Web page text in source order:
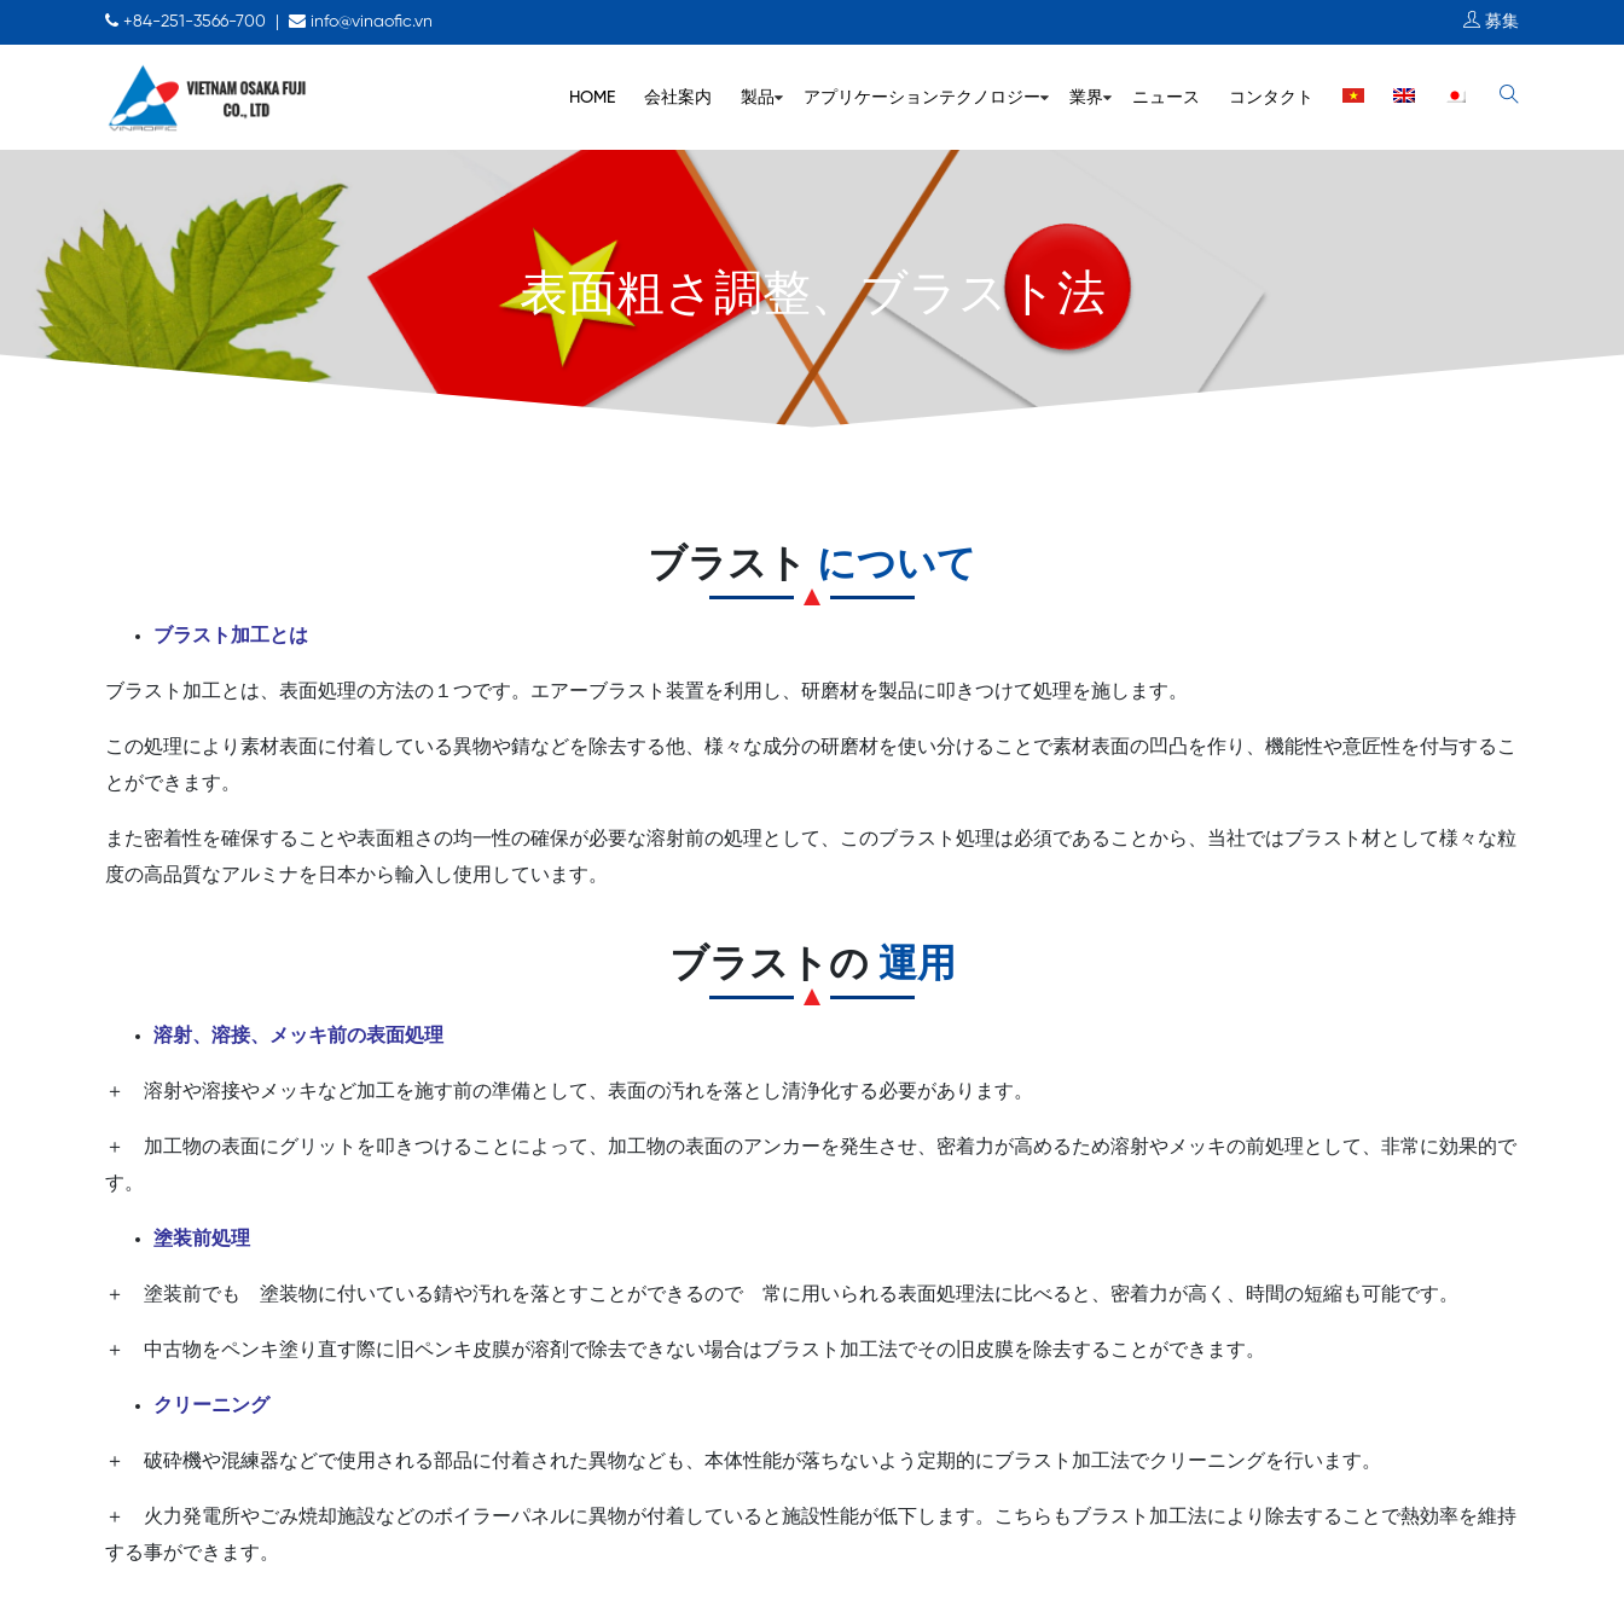
+84-251-3566-700 info@vinaofic.vn 募集
HOME 会社案内 製品 アプリケーションテクノロジー 業界 ニュース コンタクト
表面粗さ調整、ブラスト法
ブラスト について
ブラスト加工とは
ブラスト加工とは、表面処理の方法の１つです。エアーブラスト装置を利用し、研磨材を製品に叩きつけて処理を施します。
この処理により素材表面に付着している異物や錆などを除去する他、様々な成分の研磨材を使い分けることで素材表面の凹凸を作り、機能性や意匠性を付与するこ
とができます。
また密着性を確保することや表面粗さの均一性の確保が必要な溶射前の処理として、このブラスト処理は必須であることから、当社ではブラスト材として様々な粒
度の高品質なアルミナを日本から輸入し使用しています。
ブラストの 運用
溶射、溶接、メッキ前の表面処理
＋ 溶射や溶接やメッキなど加工を施す前の準備として、表面の汚れを落とし清浄化する必要があります。
＋ 加工物の表面にグリットを叩きつけることによって、加工物の表面のアンカーを発生させ、密着力が高めるため溶射やメッキの前処理として、非常に効果的で
す。
塗装前処理
＋ 塗装前でも 塗装物に付いている錆や汚れを落とすことができるので 常に用いられる表面処理法に比べると、密着力が高く、時間の短縮も可能です。
＋ 中古物をペンキ塗り直す際に旧ペンキ皮膜が溶剤で除去できない場合はブラスト加工法でその旧皮膜を除去することができます。
クリーニング
＋ 破砕機や混練器などで使用される部品に付着された異物なども、本体性能が落ちないよう定期的にブラスト加工法でクリーニングを行います。
＋ 火力発電所やごみ焼却施設などのボイラーパネルに異物が付着していると施設性能が低下します。こちらもブラスト加工法により除去することで熱効率を維持
する事ができます。